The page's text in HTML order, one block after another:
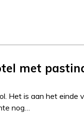
met
Het is aan het einde
nog…